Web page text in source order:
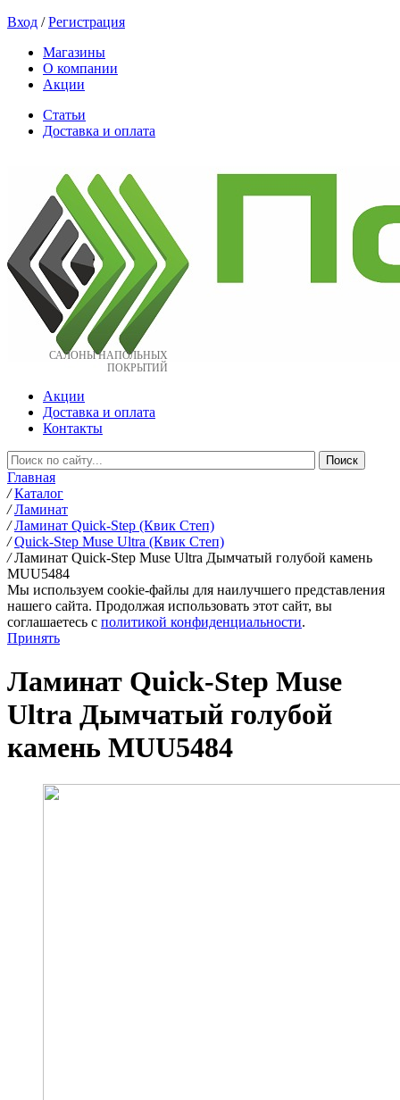
Вход /Регистрация
Магазины
О компании
Акции
Статьи
Доставка и оплата
САЛОНЫ НАПОЛЬНЫХ
ПОКРЫТИЙ
Акции
Доставка и оплата
Контакты
Главная
/ Каталог
/ Ламинат
/ Ламинат Quick-Step (Квик Степ)
/ Quick-Step Muse Ultra (Квик Степ)
/ Ламинат Quick-Step Muse Ultra Дымчатый голубой камень
MUU5484
Мы используем cookie-файлы для наилучшего представления
нашего сайта. Продолжая использовать этот сайт, вы
соглашаетесь c политикой конфиденциальности.
Принять
Ламинат Quick-Step Muse
Ultra Дымчатый голубой
камень MUU5484